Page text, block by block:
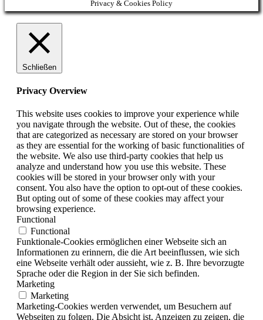
Privacy & Cookies Policy
Schließen
Privacy Overview
This website uses cookies to improve your experience while
you navigate through the website. Out of these, the cookies
that are categorized as necessary are stored on your browser
as they are essential for the working of basic functionalities of
the website. We also use third-party cookies that help us
analyze and understand how you use this website. These
cookies will be stored in your browser only with your
consent. You also have the option to opt-out of these cookies.
But opting out of some of these cookies may affect your
browsing experience.
Functional
Functional
Funktionale-Cookies ermöglichen einer Webseite sich an
Informationen zu erinnern, die die Art beeinflussen, wie sich
eine Webseite verhält oder aussieht, wie z. B. Ihre bevorzugte
Sprache oder die Region in der Sie sich befinden.
Marketing
Marketing
Marketing-Cookies werden verwendet, um Besuchern auf
Webseiten zu folgen. Die Absicht ist, Anzeigen zu zeigen, die